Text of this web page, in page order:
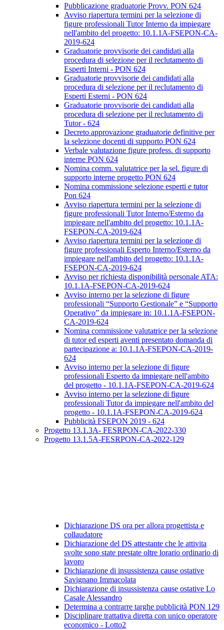
Pubblicazione graduatorie Provv. PON 624
Avviso riapertura termini per la selezione di
figure professionali Tutor Interno da impiegare
nell'ambito del progetto: 10.1.1A-FSEPON-CA-
2019-624
Graduatorie provvisorie dei candidati alla
procedura di selezione per il reclutamento di
Esperti Interni - PON 624
Graduatorie provvisorie dei candidati alla
procedura di selezione per il reclutamento di
Esperti Esterni - PON 624
Graduatorie provvisorie dei candidati alla
procedura di selezione per il reclutamento di
Tutor - 624
Decreto approvazione graduatorie definitive per
la selezione docenti di supporto PON 624
Verbale valutazione figure profess. di supporto
interne PON 624
Nomina comm. valutatrice per la sel. figure di
supporto interne progetto PON 624
Nomina commissione selezione esperti e tutor
Pon 624
Avviso riapertura termini per la selezione di
figure professionali Tutor Interno/Esterno da
impiegare nell'ambito del progetto: 10.1.1A-
FSEPON-CA-2019-624
Avviso riapertura termini per la selezione di
figure professionali Esperto Interno/Esterno da
impiegare nell'ambito del progetto: 10.1.1A-
FSEPON-CA-2019-624
Avviso per richiesta disponibilità personale ATA:
10.1.1A-FSEPON-CA-2019-624
Avviso interno per la selezione di figure
professionali “Supporto Gestionale” e “Supporto
Operativo” da impiegare in: 10.1.1A-FSEPON-
CA-2019-624
Nomina commissione valutatrice per la selezione
di tutor ed esperti aventi presentato domanda di
partecipazione a: 10.1.1A-FSEPON-CA-2019-
624
Avviso interno per la selezione di figure
professionali Esperto da impiegare nell'ambito
del progetto - 10.1.1A-FSEPON-CA-2019-624
Avviso interno per la selezione di figure
professionali Tutor da impiegare nell'ambito del
progetto - 10.1.1A-FSEPON-CA-2019-624
Pubblicità FSEPON 2019 - 624
Progetto 13.1.3A- FESRPON-CA-2022-330
Progetto 13.1.5A-FESRPON-CA-2022-129
Dichiarazione DS ora per allora progettista e
collaudatore
Dichiarazione del DS attestante che le attivita
svolte sono state prestate oltre lorario ordinario di
lavoro
Dichiarazione di insussistenza cause ostative
Savignano Immacolata
Dichiarazione di insussistenza cause ostative Lo
Casale Alessandro
Determina a contrarre targhe pubblicità PON 129
Disciplinare trattativa diretta con unico operatore
economico - Lotto2